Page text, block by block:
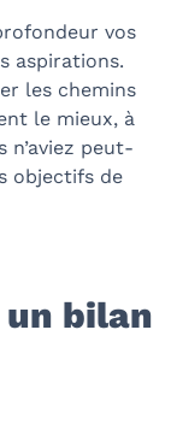
vos
aspirations.
les chemins
le mieux, à
peut-
objectifs de
bilan